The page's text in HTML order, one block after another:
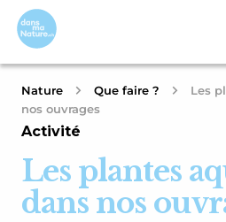
Nature Que faire ?
Les
nos ouvrages
Activité
Les plantes
dans nos